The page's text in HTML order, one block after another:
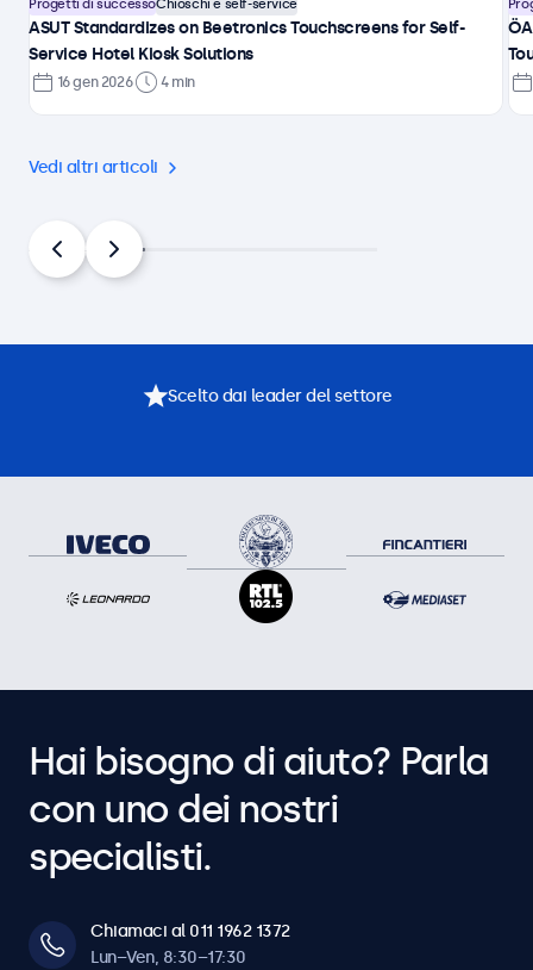
Vedi altri articoli
Progetti di successoChioschi e self-service
ASUT Standardizes on Beetronics Touchscreens for Self-
Service Hotel Kiosk Solutions
16 gen 2026 4 min
Scelto dai leader del settore
Hai bisogno di aiuto? Parla
con uno dei nostri
specialisti.
Chiamaci al 011 1962 1372
Lun–Ven, 8:30–17:30